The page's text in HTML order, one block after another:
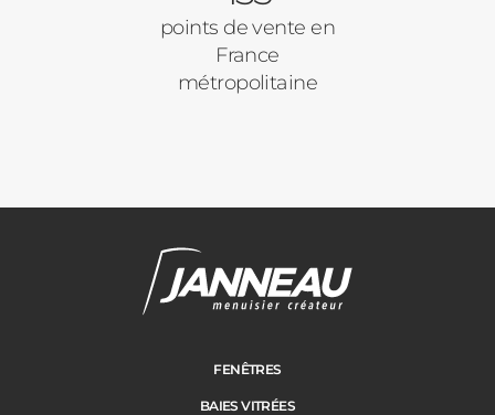
points de vente en
France
métropolitaine
FENÊTRES
BAIES VITRÉES